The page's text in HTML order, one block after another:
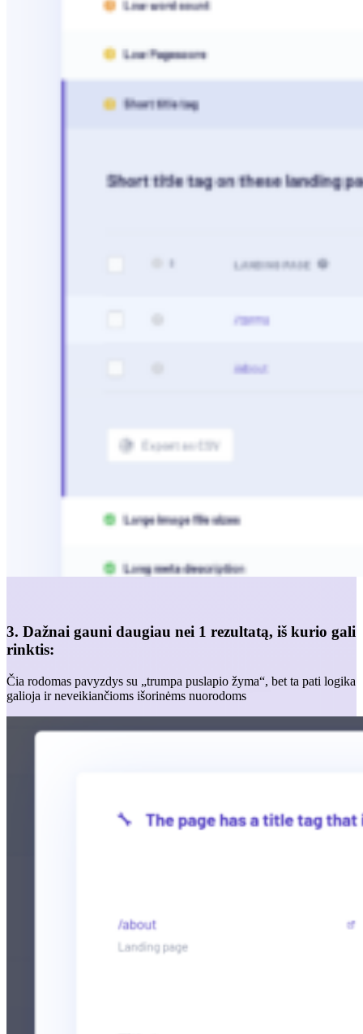
3. Dažnai gauni daugiau nei 1 rezultatą, iš kurio gali
rinktis:
Čia rodomas pavyzdys su „trumpa puslapio žyma“, bet ta pati logika
galioja ir neveikiančioms išorinėms nuorodoms